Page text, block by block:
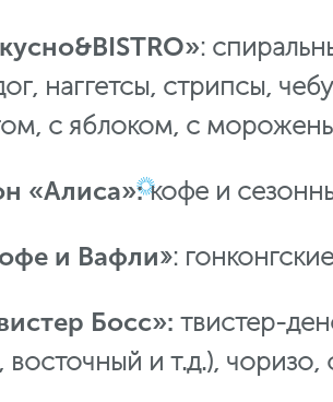
:
наггетсы, стрипсы,
с яблоком, с
«Алиса»:кофе и
и Вафли»:
Босс»: твистер-
восточный и т.д.),